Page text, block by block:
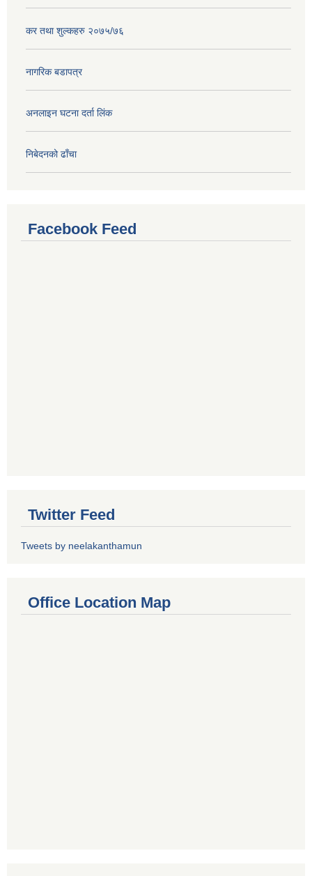
कर तथा शुल्कहरु २०७५/७६
नागरिक बडापत्र
अनलाइन घटना दर्ता लिंक
निबेदनको ढाँचा
Facebook Feed
Twitter Feed
Tweets by neelakanthamun
Office Location Map